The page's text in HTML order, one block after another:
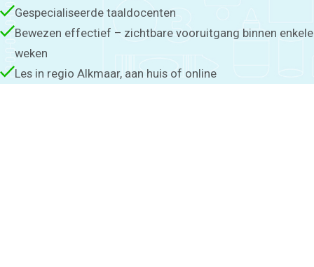
Gespecialiseerde taaldocenten
Bewezen effectief – zichtbare vooruitgang binnen enkele
weken
Les in regio Alkmaar, aan huis of online